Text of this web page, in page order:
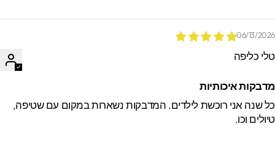
06/13/
כליפה
איכותיות
שנה אני רוכשת לילדים. המדבקות נשארות במקום עם שטיפה,
וכו.